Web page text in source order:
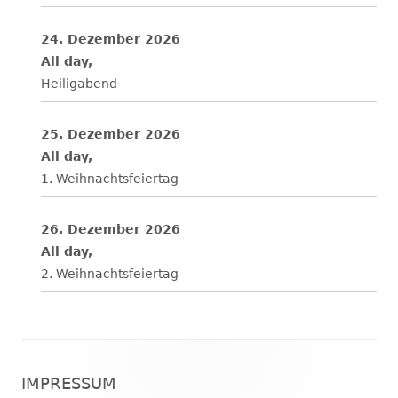
24. Dezember 2026
All day,
Heiligabend
25. Dezember 2026
All day,
1. Weihnachtsfeiertag
26. Dezember 2026
All day,
2. Weihnachtsfeiertag
Inhalt
IMPRESSUM